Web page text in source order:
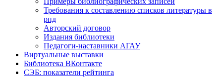
Требования к составлению списков литературы в
рпд
Авторский договор
Издания библиотеки
Педагоги-наставники АГАУ
Виртуальные выставки
Библиотека ВКонтакте
СЭБ: показатели рейтинга